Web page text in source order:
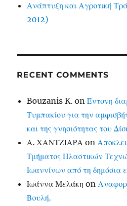
Ανάπτυξη και Αγροτική
2012)
RECENT COMMENTS
Bouzanis K. onΈντονη
Τυμπακίου για την
και της γνησιότητας του
Α. ΧΑΝΤΖΙΑΡΑ on
Τμήματος Πλαστικών
Ιωαννίνων από τη δημόσια
Ιωάννα Μελάκη on
Βουλή.